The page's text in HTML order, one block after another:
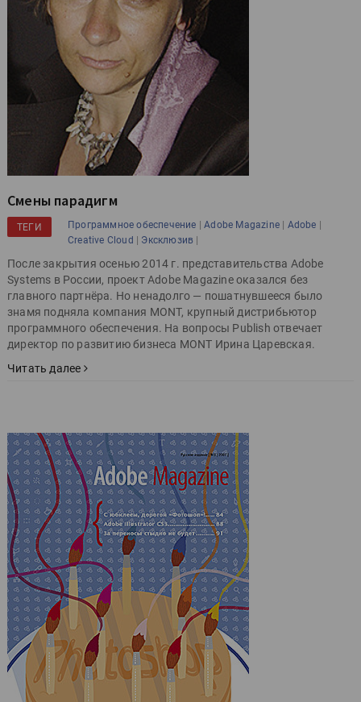
Смены парадигм
ТЕГИ Программное обеспечение |Adobe Magazine | Adobe |
Creative Cloud | Эксклюзив |
После закрытия осенью 2014 г. представительства Adobe
Systems в России, проект Adobe Magazine оказался без
главного партнёра. Но ненадолго — пошатнувшееся было
знамя подняла компания MONT, крупный дистрибьютор
программного обеспечения. На вопросы Publish отвечает
директор по развитию бизнеса MONT Ирина Царевская.
Читать далее